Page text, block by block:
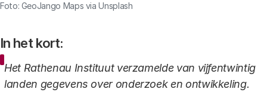
Foto: GeoJango Maps via Unsplash
In het kort:
Het Rathenau Instituut verzamelde van vijfentwintig
landen gegevens over onderzoek en ontwikkeling.